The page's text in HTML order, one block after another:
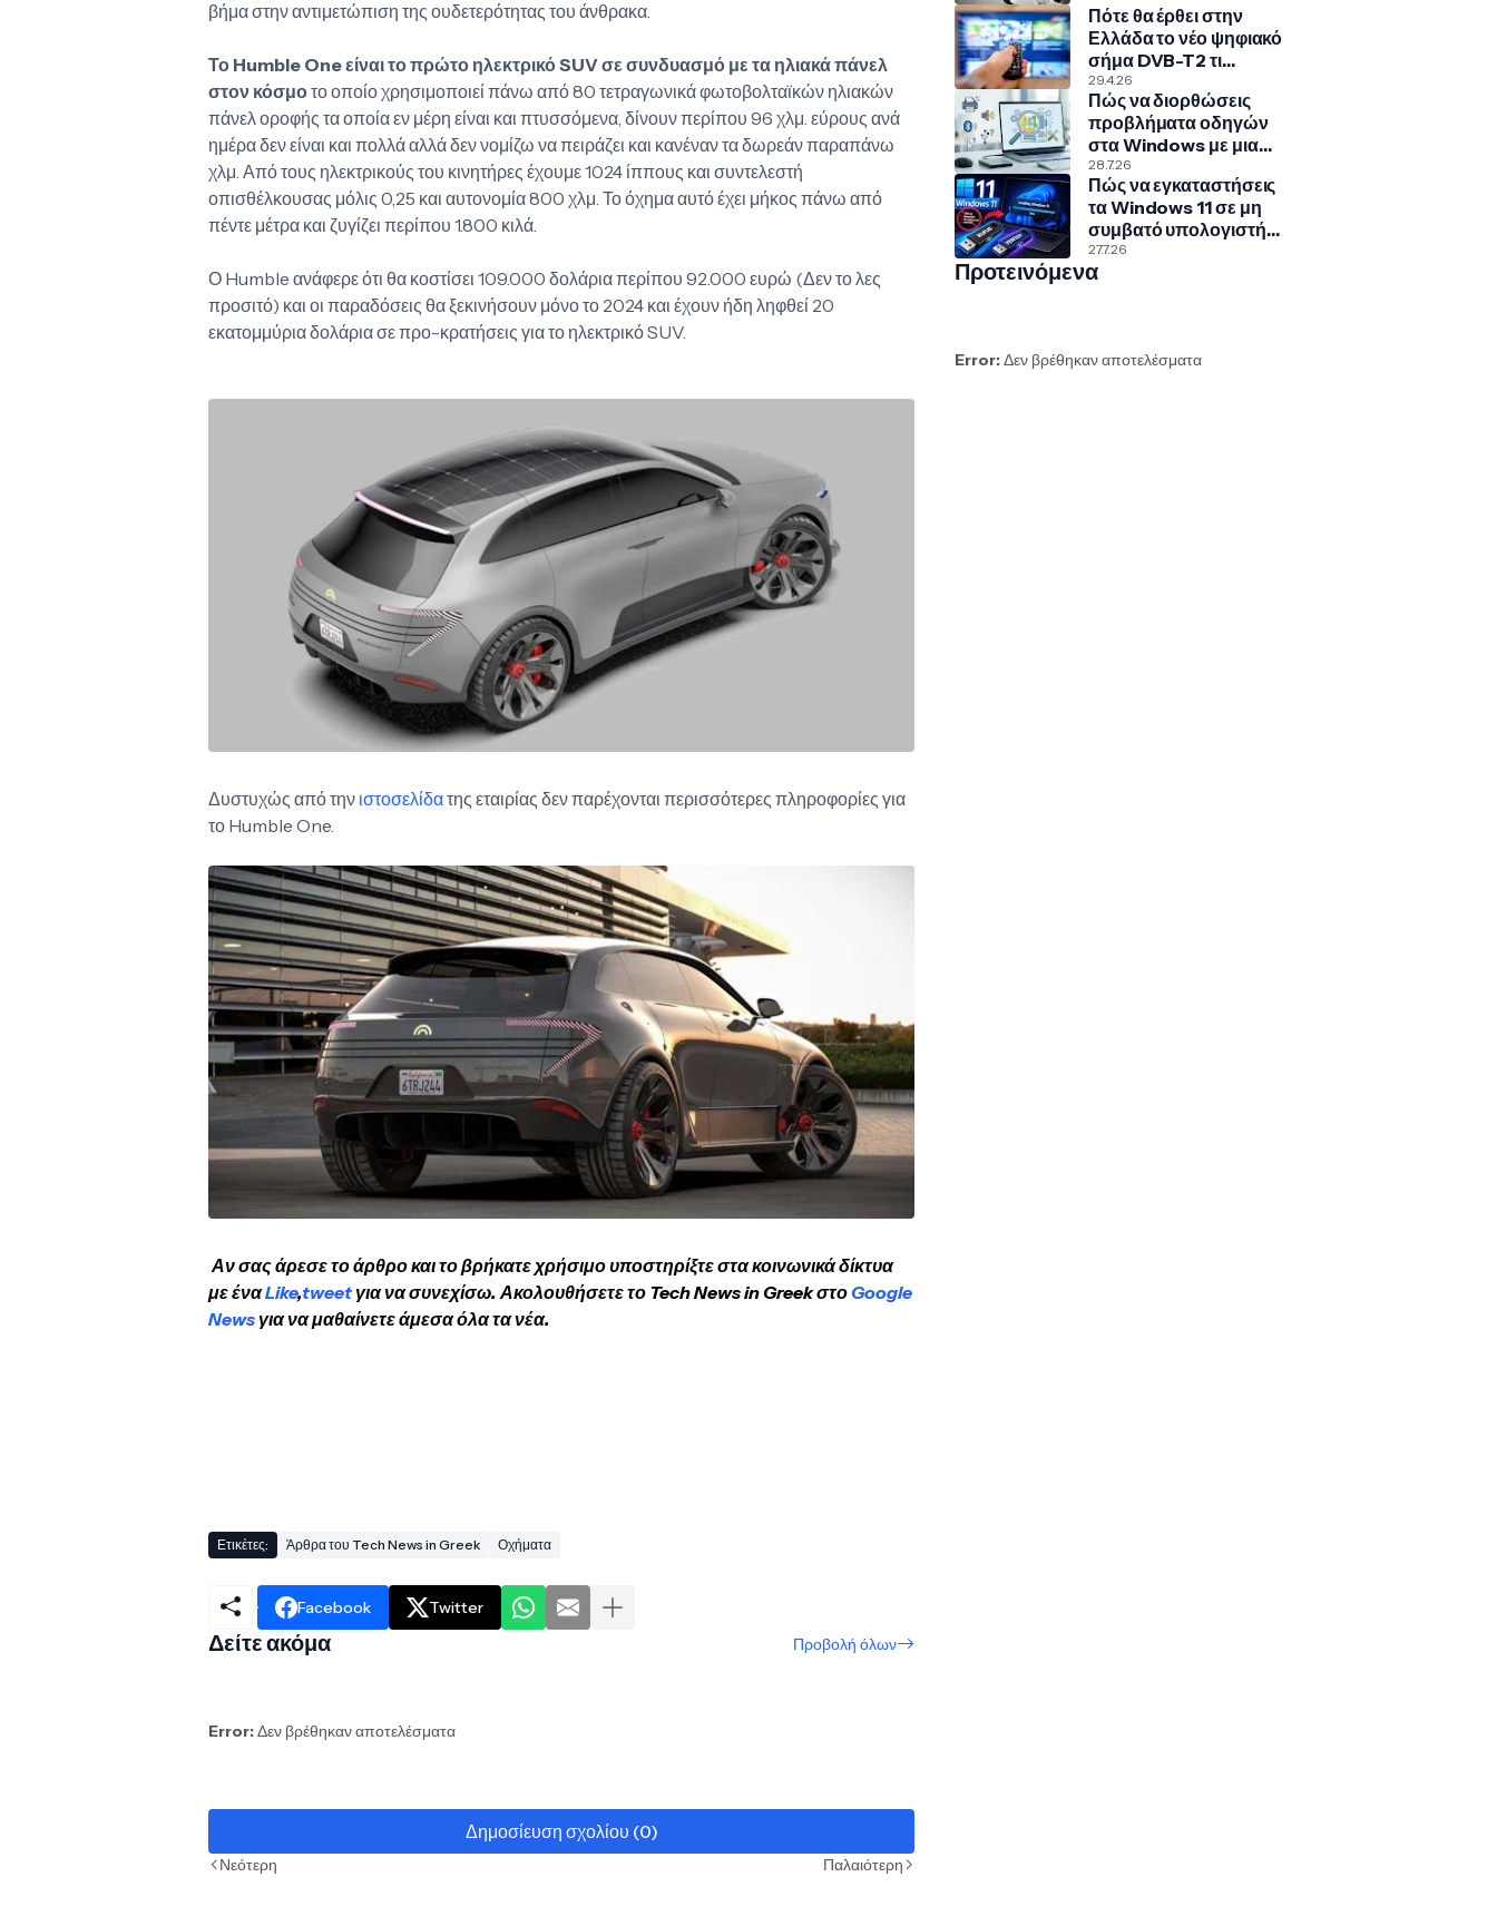
βήμα στην αντιμετώπιση της ουδετερότητας του άνθρακα.
Το Humble One είναι το πρώτο ηλεκτρικό SUV σε συνδυασμό με τα ηλιακά πάνελ
στον κόσμοτο οποίο χρησιμοποιεί πάνω από 80 τετραγωνικά φωτοβολταϊκών ηλιακών
πάνελ οροφής τα οποία εν μέρη είναι και πτυσσόμενα, δίνουν περίπου 96 χλμ. εύρους ανά
ημέρα δεν είναι και πολλά αλλά δεν νομίζω να πειράζει και κανέναν τα δωρεάν παραπάνω
χλμ. Από τους ηλεκτρικούς του κινητήρες έχουμε 1024 ίππους και συντελεστή
οπισθέλκουσας μόλις 0,25 και αυτονομία 800 χλμ. Το όχημα αυτό έχει μήκος πάνω από
πέντε μέτρα και ζυγίζει περίπου 1.800 κιλά.
Ο Humble ανάφερε ότι θα κοστίσει 109.000 δολάρια περίπου 92.000 ευρώ (Δεν το λες
προσιτό) και οι παραδόσεις θα ξεκινήσουν μόνο το 2024 και έχουν ήδη ληφθεί 20
εκατομμύρια δολάρια σε προ-κρατήσεις για το ηλεκτρικό SUV.
Δυστυχώς από την ιστοσελίδατης εταιρίας δεν παρέχονται περισσότερες πληροφορίες για
το Humble One.
Αν σας άρεσε το άρθρο και το βρήκατε χρήσιμο υποστηρίξτε στα κοινωνικά δίκτυα
με έναLike,tweet για να συνεχίσω.Ακολουθήσετε το Tech News in Greek στο Google
News για να μαθαίνετε άμεσα όλα τα νέα.
Ετικέτες: Άρθρα του Tech News in Greek Οχήματα
Facebook Twitter
Δείτε ακόμα Προβολή όλων
Error:Δεν βρέθηκαν αποτελέσματα
Δημοσίευση σχολίου (0)
Νεότερη Παλαιότερη
Πότε θα έρθει στην
Ελλάδα το νέο ψηφιακό
σήμα DVB-T2 τι
σημαίνει για την
τηλεόρασή σου
29.4.26
Πώς να διορθώσεις
προβλήματα οδηγών
στα Windows με μια
κρυφή εντολή
28.7.26
Πώς να εγκαταστήσεις
τα Windows 11 σε μη
συμβατό υπολογιστή
με Rufus και Ventoy
27.7.26
Προτεινόμενα
Error:Δεν βρέθηκαν αποτελέσματα